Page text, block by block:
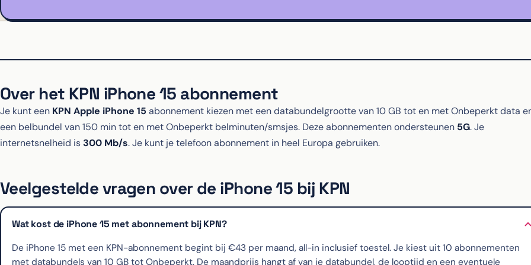
Over het KPN iPhone 15 abonnement
Je kunt een KPN Apple iPhone 15 abonnement kiezen met een databundelgrootte van 10 GB tot en met Onbeperkt data
een belbundel van 150 min tot en met Onbeperkt belminuten/smsjes. Deze abonnementen ondersteunen 5G. Je
internetsnelheid is300 Mb/s. Je kunt je telefoon abonnement in heel Europa gebruiken.
Veelgestelde vragen over de iPhone 15 bij KPN
Wat kost de iPhone 15 met abonnement bij KPN?
De iPhone 15 met een KPN-abonnement begint bij €43 per maand, all-in inclusief toestel. Je kiest uit 10 abonnementen
met databundels van 10 GB tot Onbeperkt. De maandprijs hangt af van je databundel, de looptijd en een eventuele